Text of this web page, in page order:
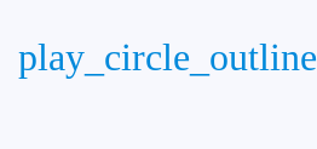
play_circle_outline